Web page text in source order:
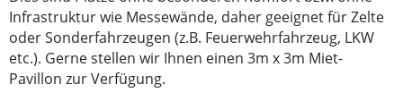
Infrastruktur wie Messewände, daher geeignet für Zelte
oderSonderfahrzeugen (z.B. Feuerwehrfahrzeug, LKW
etc.). Gerne stellen wir Ihnen einen 3m x 3m Miet-
Pavillon zur Verfügung.